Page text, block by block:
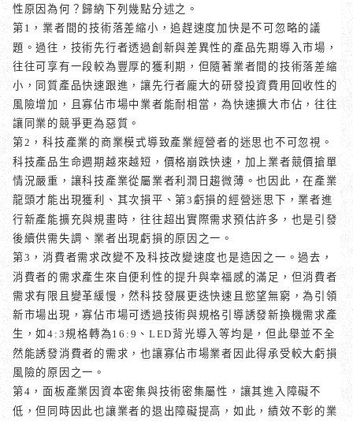
性原因為何？歸納下列幾點分述之。
第 1 ，業者間的技術落差縮小，追趕速度加快是不可忽略的議
題。過往，技術先行者透過創新與差異性的產品先期導入市場，
往往可享有一段較為豐厚的獲利期，但隨著業者間的技術落差縮
小，同質產品快速跟進，讓先行者龐大的研發投資費用回收性的
風險增加，且寡佔市場中業者能耐相當，為快速擴大市佔，往往
讓同業的競爭更為惡質。
第2 ，科技產業的商業模式導致產業經營者的迷思也不可忽視。
科技產品生命週期越來越短，價格崩跌快速，加上業者競價搶單
情況嚴重，讓科技產業從屬業者利潤日趨微薄。也因此，在產業
龍頭才能出現獲利、其次損平、第3 虧損的經營迷思下，業者進
行新產能擴充與規畫時，往往超出實際需求預估許多，也是引發
後續供需失調、業者出現虧損的原因之一。
第3 ，消費者需求改變不及科技改變速度也是造因之一。過去，
消費者的需求產生來自便利性的提升與幸福感的滿足，但消費者
需求有限且變革緩慢，然科技發展更迭快速且慾望無窮，為引領
新市場出現，寡佔市場可透過技術與規格引導誘發新換機需求產
生，如4:3規格轉為16:9 、LED背光導入等均是，但此舉並不全
然能誘發消費者的需求，也讓寡佔市場業者因此得承受較大虧損
風險的原因之一。
第4 ，面板產業因資本密集與技術密集屬性，讓其進入障礙不
低，但同時因此也讓業者的退出障礙提高，如此，績效不彰的業